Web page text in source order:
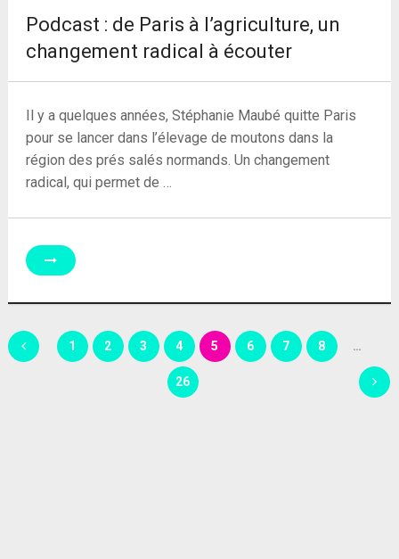
Podcast : de Paris à l’agriculture, un
changement radical à écouter
Il y a quelques années, Stéphanie Maubé quitte Paris
pour se lancer dans l’élevage de moutons dans la
région des prés salés normands. Un changement
radical, qui permet de …
Pagination
1 2 3 4 5 6 7 8 …
26